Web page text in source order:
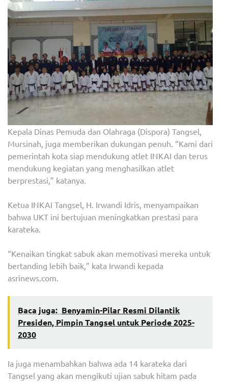
Kepala Dinas Pemuda dan Olahraga (Dispora) Tangsel,
Mursinah, juga memberikan dukungan penuh. “Kami dari
pemerintah kota siap mendukung atlet INKAI dan terus
mendukung kegiatan yang menghasilkan atlet
berprestasi,” katanya.
Ketua INKAI Tangsel, H. Irwandi Idris, menyampaikan
bahwa UKT ini bertujuan meningkatkan prestasi para
karateka.
“Kenaikan tingkat sabuk akan memotivasi mereka untuk
bertanding lebih baik,” kata Irwandi kepada
asrinews.com.
Baca juga: Benyamin-Pilar Resmi Dilantik
Presiden, Pimpin Tangsel untuk Periode 2025-
2030
Ia juga menambahkan bahwa ada 14 karateka dari
Tangsel yang akan mengikuti ujian sabuk hitam pada